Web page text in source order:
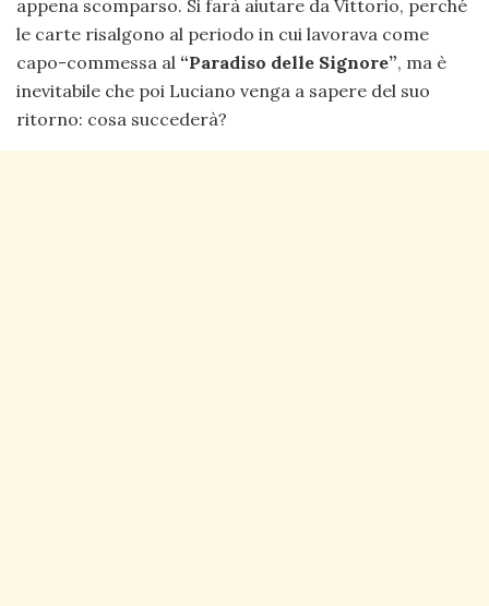
appena scomparso. Si farà aiutare da Vittorio, perché
le carte risalgono al periodo in cui lavorava come
capo-commessa al “Paradiso delle Signore”, ma è
inevitabile che poi Luciano venga a sapere del suo
ritorno: cosa succederà?